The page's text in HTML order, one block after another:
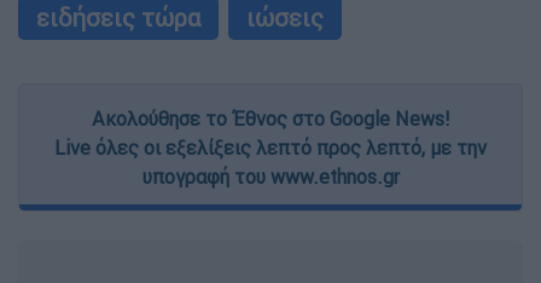
ειδήσεις τώρα
ιώσεις
Ακολούθησε το Έθνος στο Google News!
Live όλες οι εξελίξεις λεπτό προς λεπτό, με την
υπογραφή του www.ethnos.gr